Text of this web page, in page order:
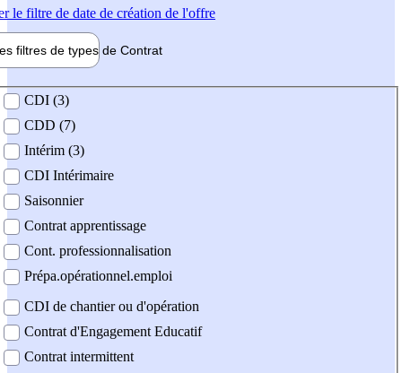
le filtre de date de création de l'offre
filtres de types de Contrat
contrat
CDI (3)
CDD (7)
Intérim (3)
CDI Intérimaire
Saisonnier
Contrat apprentissage
Cont. professionnalisation
Prépa.opérationnel.emploi
CDI de chantier ou d'opération
Contrat d'Engagement Educatif
Contrat intermittent